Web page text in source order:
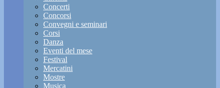
Concerti
Concorsi
Convegni e seminari
Corsi
Danza
Eventi del mese
Festival
Mercatini
Mostre
Musica